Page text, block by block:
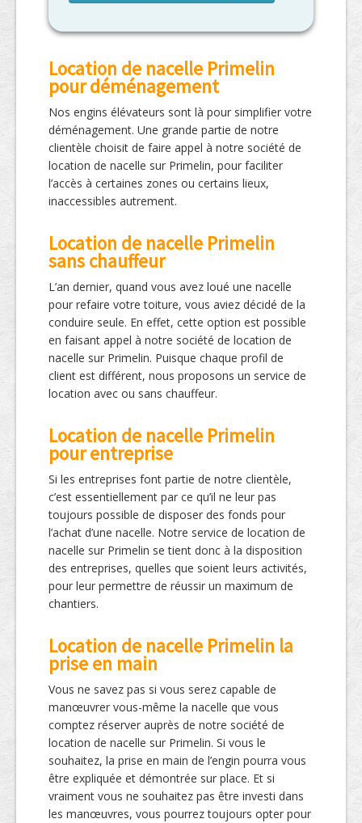
Location de nacelle Primelin
pour déménagement
Nos engins élévateurs sont là pour simplifier votre
déménagement. Une grande partie de notre
clientèle choisit de faire appel à notre société de
location de nacelle sur Primelin, pour faciliter
l’accès à certaines zones ou certains lieux,
inaccessibles autrement.
Location de nacelle Primelin
sans chauffeur
L’an dernier, quand vous avez loué une nacelle
pour refaire votre toiture, vous aviez décidé de la
conduire seule. En effet, cette option est possible
en faisant appel à notre société de location de
nacelle sur Primelin. Puisque chaque profil de
client est différent, nous proposons un service de
location avec ou sans chauffeur.
Location de nacelle Primelin
pour entreprise
Si les entreprises font partie de notre clientèle,
c’est essentiellement par ce qu’il ne leur pas
toujours possible de disposer des fonds pour
l’achat d’une nacelle. Notre service de location de
nacelle sur Primelin se tient donc à la disposition
des entreprises, quelles que soient leurs activités,
pour leur permettre de réussir un maximum de
chantiers.
Location de nacelle Primelin la
prise en main
Vous ne savez pas si vous serez capable de
manœuvrer vous-même la nacelle que vous
comptez réserver auprès de notre société de
location de nacelle sur Primelin. Si vous le
souhaitez, la prise en main de l’engin pourra vous
être expliquée et démontrée sur place. Et si
vraiment vous ne souhaitez pas être investi dans
les manœuvres, vous pourrez toujours opter pour